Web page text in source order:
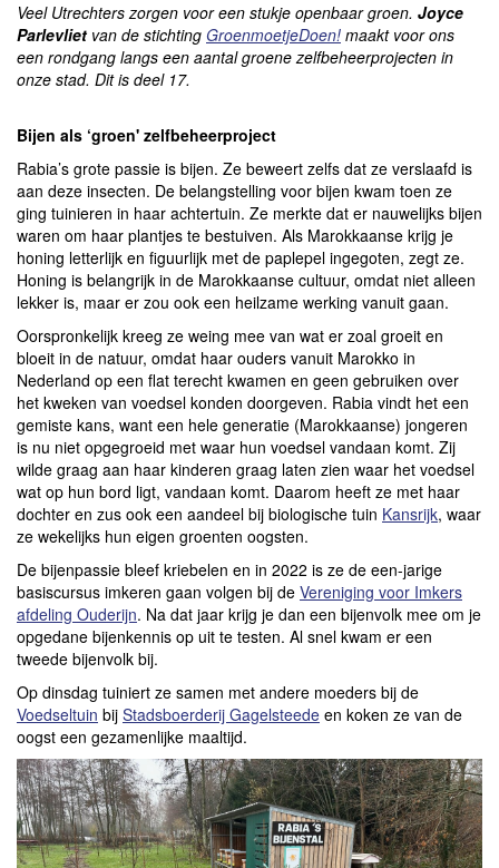
Veel Utrechters zorgen voor een stukje openbaar groen. Joyce
Parlevliet van de stichting GroenmoetjeDoen! maakt voor ons
een rondgang langs een aantal groene zelfbeheerprojecten in
onze stad. Dit is deel 17.
Bijen als ‘groen' zelfbeheerproject
Rabia’s grote passie is bijen. Ze beweert zelfs dat ze verslaafd is
aan deze insecten. De belangstelling voor bijen kwam toen ze
ging tuinieren in haar achtertuin. Ze merkte dat er nauwelijks bijen
waren om haar plantjes te bestuiven. Als Marokkaanse krijg je
honing letterlijk en figuurlijk met de paplepel ingegoten, zegt ze.
Honing is belangrijk in de Marokkaanse cultuur, omdat niet alleen
lekker is, maar er zou ook een heilzame werking vanuit gaan.
Oorspronkelijk kreeg ze weing mee van wat er zoal groeit en
bloeit in de natuur, omdat haar ouders vanuit Marokko in
Nederland op een flat terecht kwamen en geen gebruiken over
het kweken van voedsel konden doorgeven. Rabia vindt het een
gemiste kans, want een hele generatie (Marokkaanse) jongeren
is nu niet opgegroeid met waar hun voedsel vandaan komt. Zij
wilde graag aan haar kinderen graag laten zien waar het voedsel
wat op hun bord ligt, vandaan komt. Daarom heeft ze met haar
dochter en zus ook een aandeel bij biologische tuin Kansrijk, waar
ze wekelijks hun eigen groenten oogsten.
De bijenpassie bleef kriebelen en in 2022 is ze de een-jarige
basiscursus imkeren gaan volgen bij de Vereniging voor Imkers
afdeling Ouderijn. Na dat jaar krijg je dan een bijenvolk mee om je
opgedane bijenkennis op uit te testen. Al snel kwam er een
tweede bijenvolk bij.
Op dinsdag tuiniert ze samen met andere moeders bij de
Voedseltuin bij Stadsboerderij Gagelsteede en koken ze van de
oogst een gezamenlijke maaltijd.